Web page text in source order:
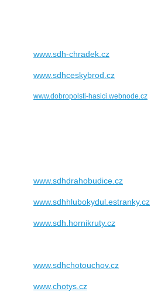
www.sdh-chradek.cz
www.sdhceskybrod.cz
www.dobropolsti-hasici.webnode.cz
www.sdhdrahobudice.cz
www.sdhhlubokydul.estranky.cz
www.sdh.hornikruty.cz
www.sdhchotouchov.cz
www.chotys.cz